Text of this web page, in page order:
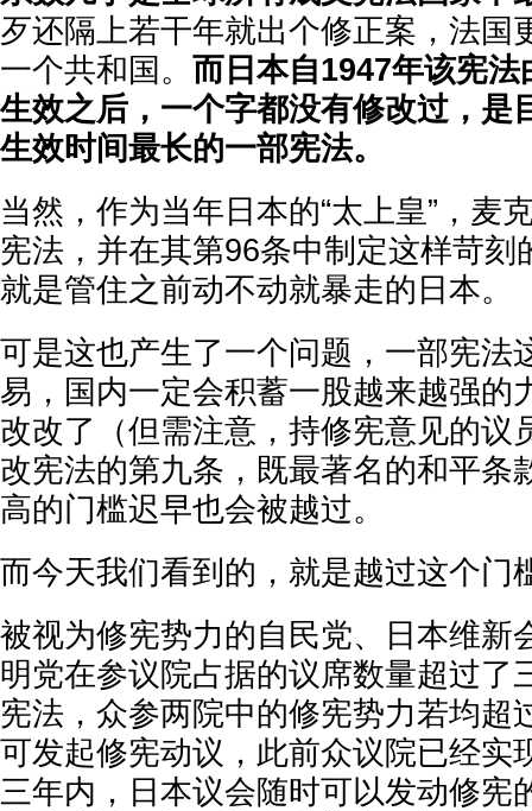
歹还隔上若干年就出个修正案，法国
一个共和国。 而日本自1947年该宪
生效之后，一个字都没有修改过，是
生效时间最长的一部宪法。
当然，作为当年日本的“太上皇”，麦
宪法，并在其第96条中制定这样苛刻
就是管住之前动不动就暴走的日本。
可是这也产生了一个问题，一部宪法
易，国内一定会积蓄一股越来越强的
改改了（但需注意，持修宪意见的议
改宪法的第九条，既最著名的和平条
高的门槛迟早也会被越过。
而今天我们看到的，就是越过这个门
被视为修宪势力的自民党、日本维新
明党在参议院占据的议席数量超过了
宪法，众参两院中的修宪势力若均超
可发起修宪动议，此前众议院已经实
三年内，日本议会随时可以发动修宪